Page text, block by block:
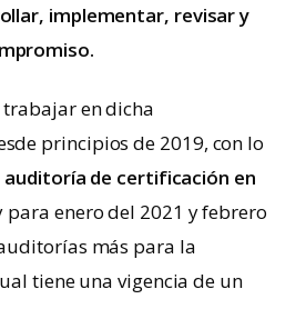
implementar, revisar y
trabajar en dicha
principios de 2019, con lo
auditoría de certificación en
para enero del 2021 y febrero
más para la
tiene una vigencia de un